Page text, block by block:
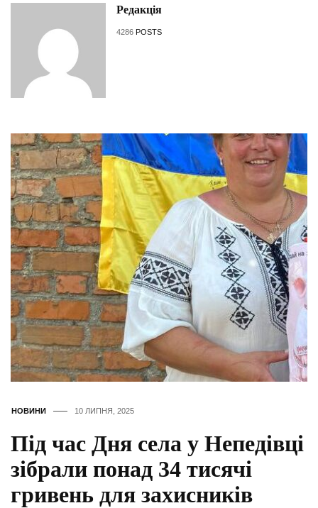
Редакція
4286 POSTS
НОВИНИ 10 ЛИПНЯ, 2025
Під час Дня села у Непедівці
зібрали понад 34 тисячі
гривень для захисників